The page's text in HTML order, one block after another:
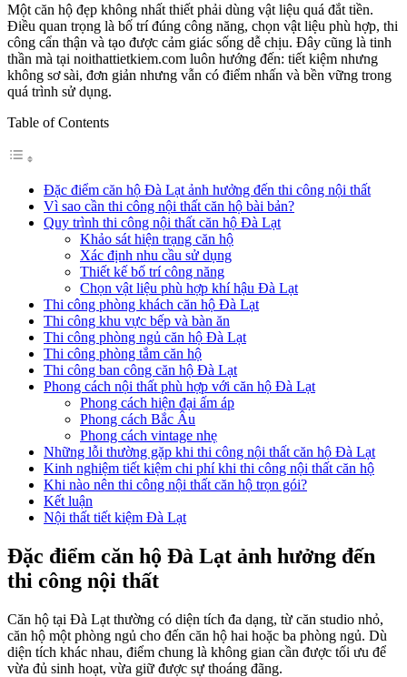
Một căn hộ đẹp không nhất thiết phải dùng vật liệu quá đắt tiền.
Điều quan trọng là bố trí đúng công năng, chọn vật liệu phù hợp, thi
công cẩn thận và tạo được cảm giác sống dễ chịu. Đây cũng là tinh
thần mà tại noithattietkiem.com luôn hướng đến: tiết kiệm nhưng
không sơ sài, đơn giản nhưng vẫn có điểm nhấn và bền vững trong
quá trình sử dụng.
Table of Contents
Đặc điểm căn hộ Đà Lạt ảnh hưởng đến thi công nội thất
Vì sao cần thi công nội thất căn hộ bài bản?
Quy trình thi công nội thất căn hộ Đà Lạt
Khảo sát hiện trạng căn hộ
Xác định nhu cầu sử dụng
Thiết kế bố trí công năng
Chọn vật liệu phù hợp khí hậu Đà Lạt
Thi công phòng khách căn hộ Đà Lạt
Thi công khu vực bếp và bàn ăn
Thi công phòng ngủ căn hộ Đà Lạt
Thi công phòng tắm căn hộ
Thi công ban công căn hộ Đà Lạt
Phong cách nội thất phù hợp với căn hộ Đà Lạt
Phong cách hiện đại ấm áp
Phong cách Bắc Âu
Phong cách vintage nhẹ
Những lỗi thường gặp khi thi công nội thất căn hộ Đà Lạt
Kinh nghiệm tiết kiệm chi phí khi thi công nội thất căn hộ
Khi nào nên thi công nội thất căn hộ trọn gói?
Kết luận
Nội thất tiết kiệm Đà Lạt
Đặc điểm căn hộ Đà Lạt ảnh hưởng đến
thi công nội thất
Căn hộ tại Đà Lạt thường có diện tích đa dạng, từ căn studio nhỏ,
căn hộ một phòng ngủ cho đến căn hộ hai hoặc ba phòng ngủ. Dù
diện tích khác nhau, điểm chung là không gian cần được tối ưu để
vừa đủ sinh hoạt, vừa giữ được sự thoáng đãng.